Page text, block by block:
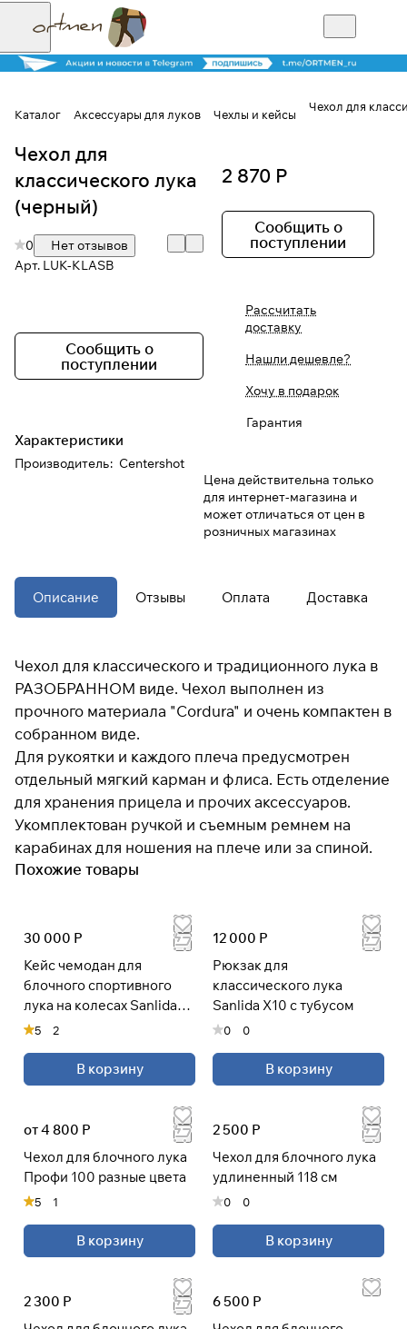
Каталог Аксессуары для луков Чехлы и кейсы
Чехол для
Чехол для
классического лука
(черный)
0
Нет отзывов
Арт. LUK-KLASB
Сообщить о
поступлении
Характеристики
Производитель: Centershot
2 870 Р
Сообщить о
поступлении
Рассчитать
доставку
Нашли дешевле?
Хочу в подарок
Гарантия
Цена действительна только
для интернет-магазина и
может отличаться от цен в
розничных магазинах
Описание Отзывы Оплата Доставка
Чехол для классического и традиционного лука в
РАЗОБРАННОМ виде. Чехол выполнен из
прочного материала "Cordura" и очень компактен в
собранном виде.
Для рукоятки и каждого плеча предусмотрен
отдельный мягкий карман и флиса. Есть отделение
для хранения прицела и прочих аксессуаров.
Укомплектован ручкой и съемным ремнем на
карабинах для ношения на плече или за спиной.
Похожие товары
30 000 Р
Кейс чемодан для
блочного спортивного
лука на колесах Sanlida
X10
5 2
В корзину
12 000 Р
Рюкзак для
классического лука
Sanlida X10 с тубусом
0 0
В корзину
от 4 800 Р
Чехол для блочного лука
Профи 100 разные цвета
5 1
В корзину
2 500 Р
Чехол для блочного лука
удлиненный 118 см
0 0
В корзину
2 300 Р
6 500 Р
Для клиентов всех банков
Разбейте
оплату на части
Добавляйте товары
При оформлении заказа
выберите метод оплаты
Оплачивайте сегодня только 25%
картой любого банка
Получайте товар
выбранный способом
Оставшиеся75 % будут
списыватьсяс вашей карты
по25%каждые 2 недели
* При оплате черезПЛАЙТ
скидки по купонам не
применяются.
Подробнее
25
раз в 2
раз в 2 недели
Остались вопросы?
8 800 302-02-51
plait.ru